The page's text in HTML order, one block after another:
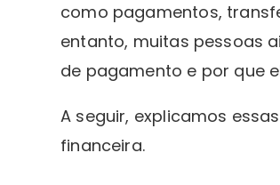
como pagamentos,
entanto, muitas pessoas
de pagamento e por que
A seguir, explicamos
financeira.